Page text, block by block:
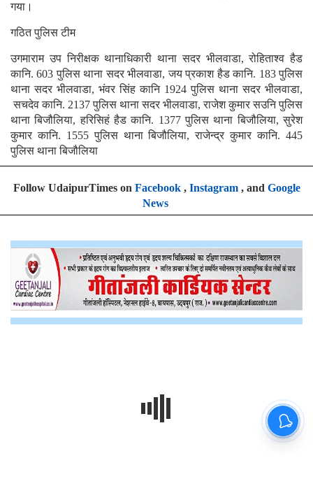
गया।
गठित पुलिस टीम
उगमाराम उप निरीक्षक थानाधिकारी थाना सदर भीलवाडा, रोहिताश्व हैड
कानि. 603 पुलिस थाना सदर भीलवाडा, जय प्रकाश हैड कानि. 183 पुलिस
थाना सदर भीलवाडा, भंवर सिंह कानि 1924 पुलिस थाना सदर भीलवाडा,
सचदेव कानि. 2137 पुलिस थाना सदर भीलवाडा, राजेश कुमार सउनि पुलिस
थाना बिजौलिया, हरिसिहं हैड कानि. 1377 पुलिस थाना बिजौलिया, सुरेश
कुमार कानि. 1555 पुलिस थाना बिजौलिया, राजेन्द्र कुमार कानि. 445
पुलिस थाना बिजौलिया
Follow UdaipurTimes on Facebook, Instagram, and Google
News